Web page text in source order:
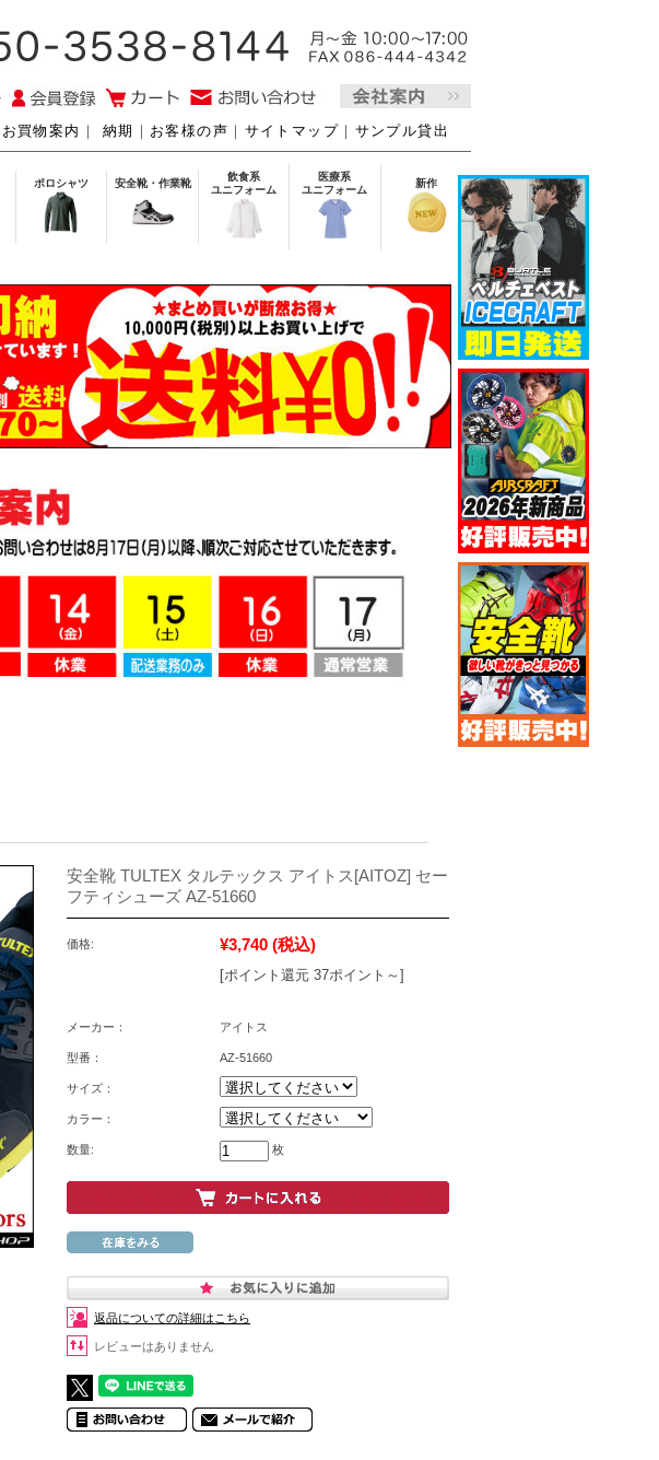
お買物案内 ｜ 納期 ｜ お客様の声 ｜ サイトマップ ｜ サンプル貸出
ポロシャツ 安全靴・作業靴
飲食系
ユニフォーム
医療系
ユニフォーム
新作
安全靴 TULTEX タルテックス アイトス[AITOZ] セー
フティシューズ AZ-51660
価格: ¥3,740 (税込)
[ポイント還元 37ポイント～]
メーカー： アイトス
型番： AZ-51660
サイズ：
カラー：
数量: 枚
返品についての詳細はこちら
レビューはありません